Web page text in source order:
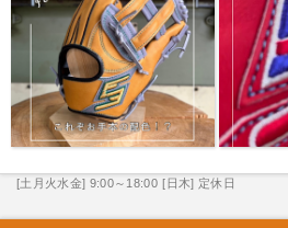
[土月火水金] 9:00～18:00 [日木] 定休日